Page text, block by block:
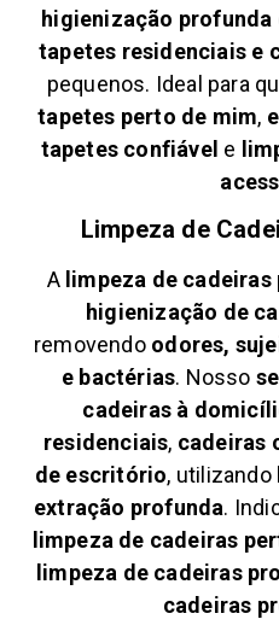
higienização profunda
tapetes residenciais e
pequenos. Ideal para
tapetes perto de mim,
tapetes confiável e
Limpeza de
A limpeza de
higienização de
removendoodores,
e bactérias. Nosso
cadeiras à
residenciais, cadeiras
de escritório, utilizando
extração profunda.
limpeza de cadeiras
limpeza de cadeiras
cadeiras